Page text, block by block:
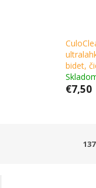
bidet,
€7,50
137